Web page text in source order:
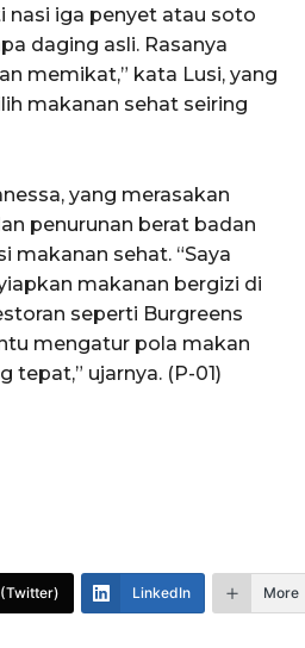
nasi iga penyet atau soto
daging asli. Rasanya
memikat,” kata Lusi, yang
makanan sehat seiring
yang merasakan
penurunan berat badan
makanan sehat. “Saya
makanan bergizi di
seperti Burgreens
mengatur pola makan
tepat,” ujarnya. (P-01)
LinkedIn More